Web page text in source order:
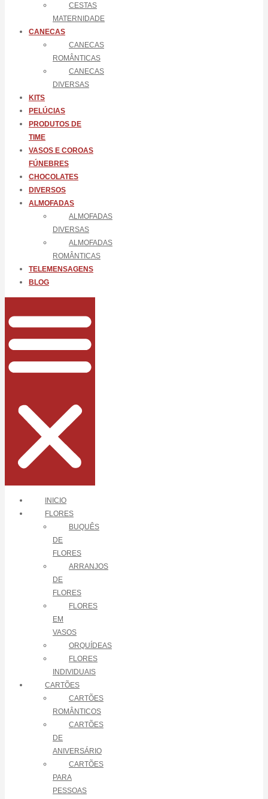
CESTAS
MATERNIDADE
CANECAS
CANECAS
ROMÂNTICAS
CANECAS
DIVERSAS
KITS
PELÚCIAS
PRODUTOS DE
TIME
VASOS E COROAS
FÚNEBRES
CHOCOLATES
DIVERSOS
ALMOFADAS
ALMOFADAS
DIVERSAS
ALMOFADAS
ROMÂNTICAS
TELEMENSAGENS
BLOG
INICIO
FLORES
BUQUÊS
DE
FLORES
ARRANJOS
DE
FLORES
FLORES
EM
VASOS
ORQUÍDEAS
FLORES
INDIVIDUAIS
CARTÕES
CARTÕES
ROMÂNTICOS
CARTÕES
DE
ANIVERSÁRIO
CARTÕES
PARA
PESSOAS